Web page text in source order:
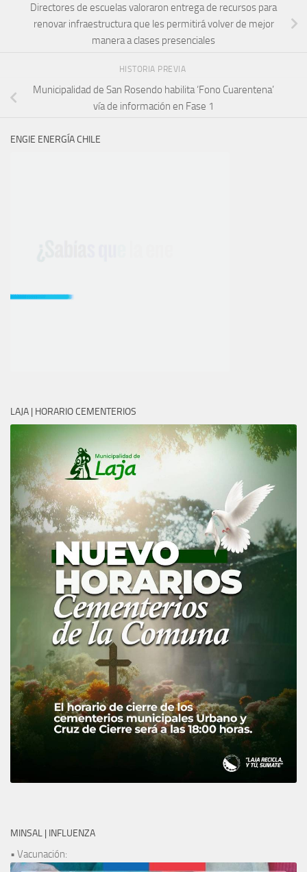
Directores de escuelas valoraron entrega de recursos para
renovar infraestructura que les permitirá volver de mejor
manera a clases presenciales
HISTORIA PREVIA
Municipalidad de San Rosendo habilita ‘Fono Cuarentena’
vía de información en Fase 1
ENGIE ENERGÍA CHILE
LAJA | HORARIO CEMENTERIOS
MINSAL | INFLUENZA
• Vacunación: